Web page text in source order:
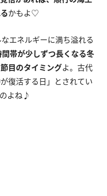
かもよ♡
エネルギーに満ち溢れる
帯が少しずつ長くなる冬
目のタイミングよ。古代
復活する日」とされてい
よね♪